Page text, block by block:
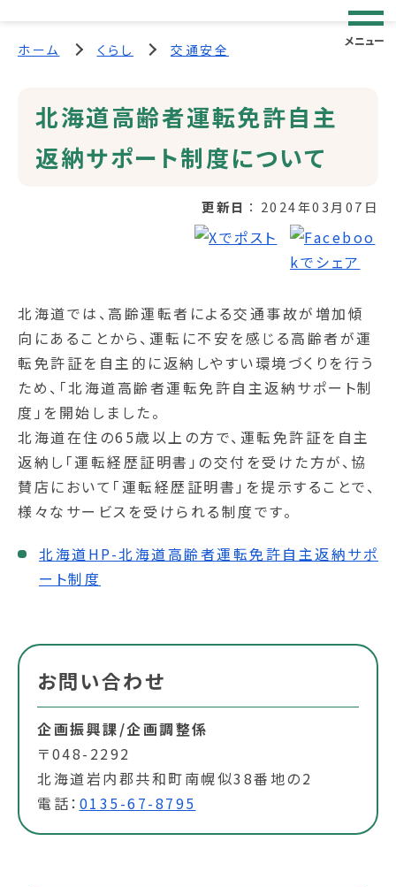
メニュー
ホーム くらし 交通安全
北海道高齢者運転免許自主
返納サポート制度について
更新日 2024年03月07日
北海道では、高齢運転者による交通事故が増加傾
向にあることから、運転に不安を感じる高齢者が運
転免許証を自主的に返納しやすい環境づくりを行う
ため、「北海道高齢者運転免許自主返納サポート制
度」を開始しました。
北海道在住の65歳以上の方で、運転免許証を自主
返納し「運転経歴証明書」の交付を受けた方が、協
賛店において「運転経歴証明書」を提示することで、
様々なサービスを受けられる制度です。
北海道HP-北海道高齢者運転免許自主返納サポ
ート制度
お問い合わせ
企画振興課/企画調整係
〒048-2292
北海道岩内郡共和町南幌似38番地の2
電話： 0135-67-8795